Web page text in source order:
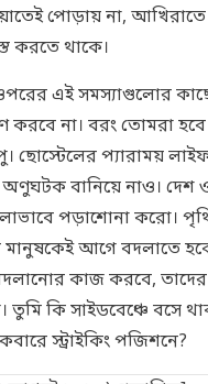
পোড়ায় না, আখিরাতে
করতে থাকে।
এই সমস্যাগুলোর
না। বরং তোমরা হবে
ছোস্টেলের প্যারাময়
অণুঘটক বানিয়ে নাও। দেশ
পড়াশোনা করো।
মানুষকেই আগে বদলাতে
কাজ করবে,
কি সাইডবেঞ্চে বসে
স্ট্রাইকিং পজিশনে?